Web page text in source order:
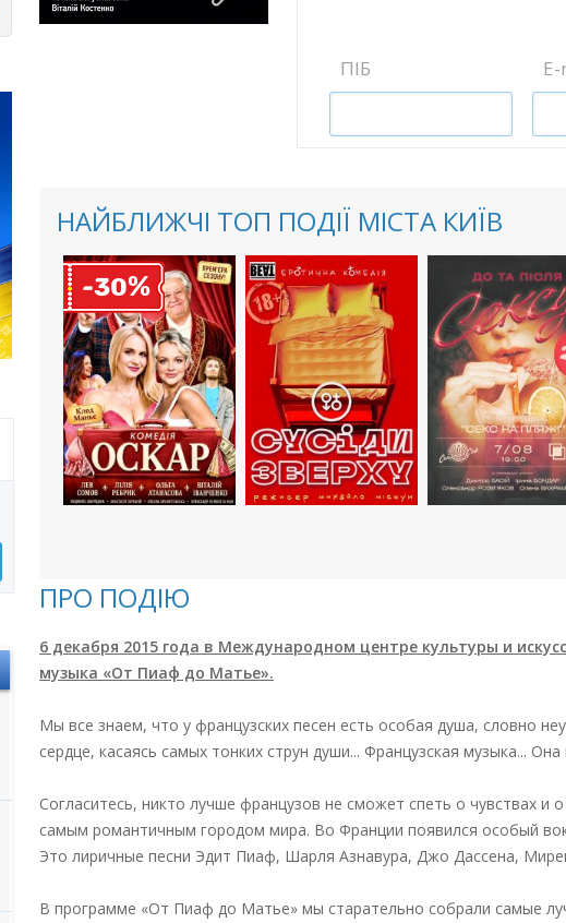
ПІБ
НАЙБЛИЖЧІ ТОП ПОДІЇ МІСТА КИЇВ
-30%
ПРО ПОДІЮ
6 декабря 2015 года в Международном центре культуры и
музыка «От Пиаф до Матье».
Мы все знаем, что у французских песен есть особая душа, словно
сердце, касаясь самых тонких струн души... Французская музыка...
Согласитесь, никто лучше французов не сможет спеть о чувствах
самым романтичным городом мира. Во Франции появился особый
Это лиричные песни Эдит Пиаф, Шарля Азнавура, Джо Дассена,
В программе «От Пиаф до Матье» мы старательно собрали самые